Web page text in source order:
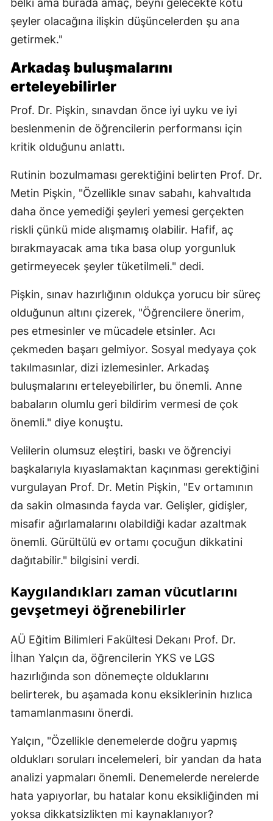
belki ama burada amaç, beyni gelecekte kötü
şeyler olacağına ilişkin düşüncelerden şu ana
getirmek."
Arkadaş buluşmalarını
erteleyebilirler
Prof. Dr. Pişkin, sınavdan önce iyi uyku ve iyi
beslenmenin de öğrencilerin performansı için
kritik olduğunu anlattı.
Rutinin bozulmaması gerektiğini belirten Prof. Dr.
Metin Pişkin, "Özellikle sınav sabahı, kahvaltıda
daha önce yemediği şeyleri yemesi gerçekten
riskli çünkü mide alışmamış olabilir. Hafif, aç
bırakmayacak ama tıka basa olup yorgunluk
getirmeyecek şeyler tüketilmeli." dedi.
Pişkin, sınav hazırlığının oldukça yorucu bir süreç
olduğunun altını çizerek, "Öğrencilere önerim,
pes etmesinler ve mücadele etsinler. Acı
çekmeden başarı gelmiyor. Sosyal medyaya çok
takılmasınlar, dizi izlemesinler. Arkadaş
buluşmalarını erteleyebilirler, bu önemli. Anne
babaların olumlu geri bildirim vermesi de çok
önemli." diye konuştu.
Velilerin olumsuz eleştiri, baskı ve öğrenciyi
başkalarıyla kıyaslamaktan kaçınması gerektiğini
vurgulayan Prof. Dr. Metin Pişkin, "Ev ortamının
da sakin olmasında fayda var. Gelişler, gidişler,
misafir ağırlamalarını olabildiği kadar azaltmak
önemli. Gürültülü ev ortamı çocuğun dikkatini
dağıtabilir." bilgisini verdi.
Kaygılandıkları zaman vücutlarını
gevşetmeyi öğrenebilirler
AÜ Eğitim Bilimleri Fakültesi Dekanı Prof. Dr.
İlhan Yalçın da, öğrencilerin YKS ve LGS
hazırlığında son dönemeçte olduklarını
belirterek, bu aşamada konu eksiklerinin hızlıca
tamamlanmasını önerdi.
Yalçın, "Özellikle denemelerde doğru yapmış
oldukları soruları incelemeleri, bir yandan da hata
analizi yapmaları önemli. Denemelerde nerelerde
hata yapıyorlar, bu hatalar konu eksikliğinden mi
yoksa dikkatsizlikten mi kaynaklanıyor?